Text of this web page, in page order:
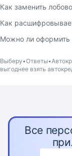
Как заменить
Как
Можно ли
Выберу Ответы
выгоднее взять
Все